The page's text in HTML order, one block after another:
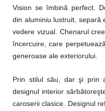
Vision se îmbină perfect.
din aluminiu lustruit, separă
vedere vizual. Chenarul
încercuire, care
generoase ale exteriorului.
Prin stilul său, dar şi prin
designul interior
caroserii clasice. Designul